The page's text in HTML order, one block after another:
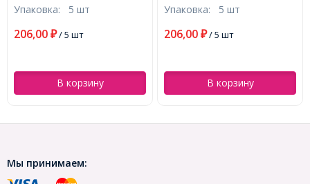
Эффектом Страз, Рондель,
Отверстие 4.5мм,
Упаковка: 5 шт
206,00 ₽/ 5 шт
В корзину
Эффектом Страз, Рондель,
Отверстие 4.5мм,
Упаковка: 5 шт
206,00 ₽/ 5 шт
В корзину
Мы принимаем: